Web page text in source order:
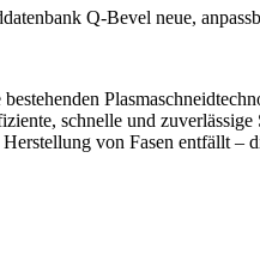
Q-Bevel neue,
schnelle und
von Fasen entfällt